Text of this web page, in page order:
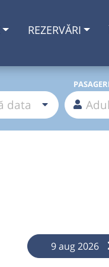
REZERVĂRI
PASAGERI
9 aug 2026